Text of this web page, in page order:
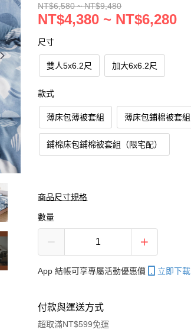
NT$6,580 ~ NT$9,480
NT$4,380 ~ NT$6,280
尺寸
雙人5x6.2尺 加大6x6.2尺
款式
薄床包薄被套組 薄床包鋪棉被套組
鋪棉床包鋪棉被套組（限宅配）
商品尺寸規格
數量
App 結帳可享專屬活動優惠價 立即下載
付款與運送方式
超取滿NT$599免運